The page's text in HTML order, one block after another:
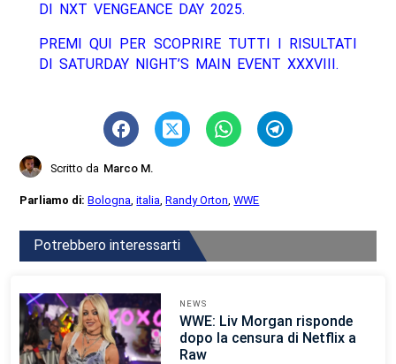
DI NXT VENGEANCE DAY 2025.
PREMI QUI PER SCOPRIRE TUTTI I RISULTATI
DI SATURDAY NIGHT’S MAIN EVENT XXXVIII.
Scritto da Marco M.
Parliamo di:Bologna,italia,Randy Orton,WWE
Potrebbero interessarti
NEWS
WWE: Liv Morgan risponde
dopo la censura di Netflix a
Raw